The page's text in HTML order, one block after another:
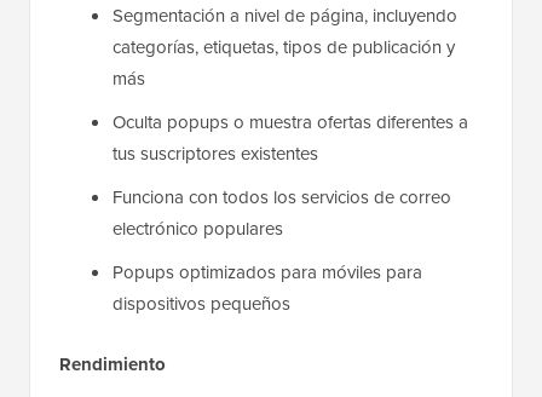
Segmentación a nivel de página, incluyendo
categorías, etiquetas, tipos de publicación y
más
Oculta popups o muestra ofertas diferentes a
tus suscriptores existentes
Funciona con todos los servicios de correo
electrónico populares
Popups optimizados para móviles para
dispositivos pequeños
Rendimiento